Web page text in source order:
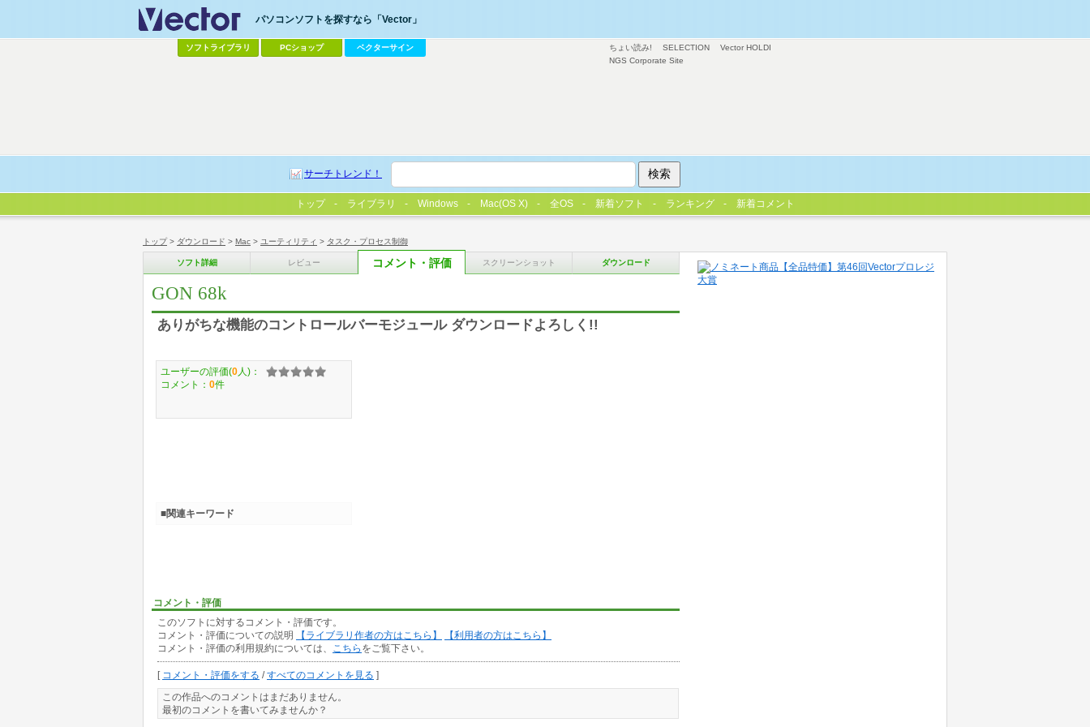
トップ> ダウンロード > Mac > ユーティリティ > タスク・プロセス制御
ソフト詳細 レビュー コメント・評価 スクリーンショット ダウンロード
GON 68k
ありがちな機能のコントロールバーモジュール ダウンロードよろしく!!
コメント・評価
このソフトに対するコメント・評価です。
コメント・評価についての説明
【ライブラリ作者の方はこちら】
【利用者の方はこちら】
コメント・評価の利用規約については、
こちら をご覧下さい。
[ コメント・評価をする /すべてのコメントを見る ]
この作品へのコメントはまだありません。
最初のコメントを書いてみませんか？
ユーザーの評価(0 人)：
コメント： 0件
■関連キーワード
ちょい読み! SELECTION
Vector HOLDI
NGS Corporate Site
パソコンソフトを探すなら「Vector」
ソフトライブラリ PCショップ ベクターサイン
サーチトレンド！
トップ ライブラリ Windows Mac(OS X) 全OS 新着ソフト ランキング 新着コメント